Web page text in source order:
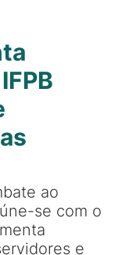
ao
se com o
e